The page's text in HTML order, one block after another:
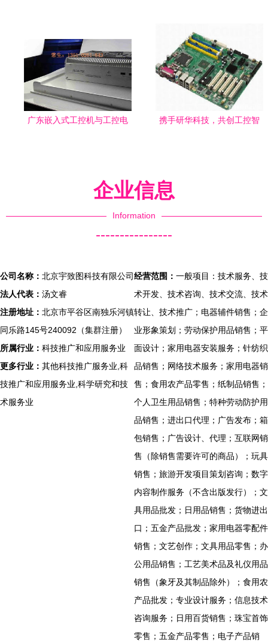
广东嵌入式工控机与工控电
携手研华科技，共创工控智
企业信息
Information
----------------
公司名称： 北京宇致图科技有限公司
法人代表： 汤文睿
注册地址： 北京市平谷区南独乐河镇
同乐路145号240092（集群注册）
所属行业： 科技推广和应用服务业
更多行业： 其他科技推广服务业,科
技推广和应用服务业,科学研究和技
术服务业
经营范围： 一般项目：技术服务、技
术开发、技术咨询、技术交流、技术
转让、技术推广；电器辅件销售；企
业形象策划；劳动保护用品销售；平
面设计；家用电器安装服务；针纺织
品销售；网络技术服务；家用电器销
售；食用农产品零售；纸制品销售；
个人卫生用品销售；特种劳动防护用
品销售；进出口代理；广告发布；箱
包销售；广告设计、代理；互联网销
售（除销售需要许可的商品）；玩具
销售；旅游开发项目策划咨询；数字
内容制作服务（不含出版发行）；文
具用品批发；日用品销售；货物进出
口；五金产品批发；家用电器零配件
销售；文艺创作；文具用品零售；办
公用品销售；工艺美术品及礼仪用品
销售（象牙及其制品除外）；食用农
产品批发；专业设计服务；信息技术
咨询服务；日用百货销售；珠宝首饰
零售；五金产品零售；电子产品销